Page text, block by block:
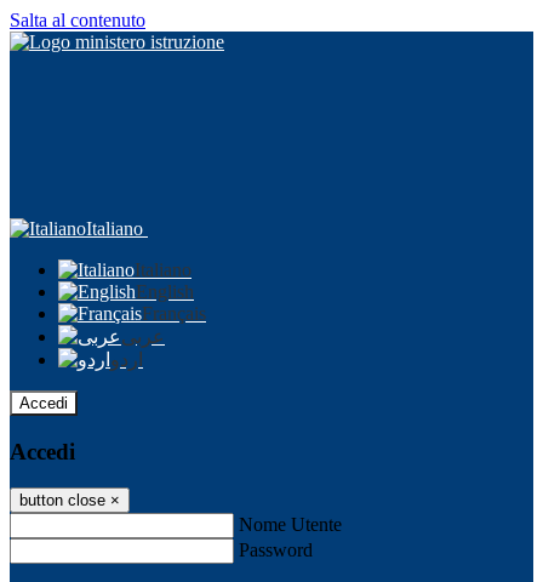
Salta al contenuto
Italiano
Italiano
English
Français
عربى
اردو
Accedi
Accedi
button close ×
Nome Utente
Password